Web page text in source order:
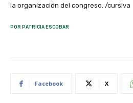
la organización del congreso. /cursiva
POR PATRICIA ESCOBAR
Facebook X